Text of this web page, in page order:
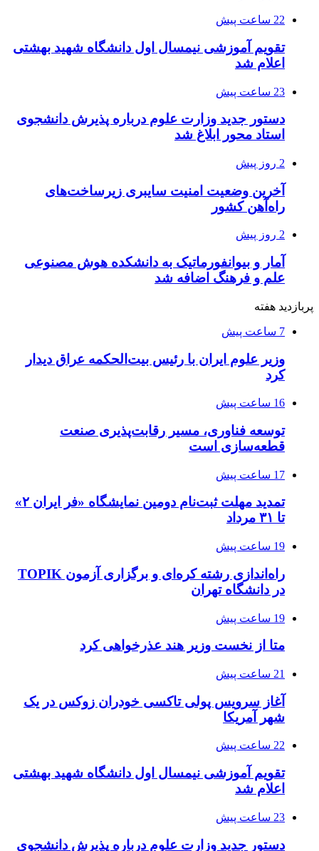
22 ساعت پیش
تقویم آموزشی نیمسال اول دانشگاه شهید بهشتی
اعلام شد
23 ساعت پیش
دستور جدید وزارت علوم درباره پذیرش دانشجوی
استاد محور ابلاغ شد
2 روز پیش
آخرین وضعیت امنیت سایبری زیرساخت‌های
راه‌آهن کشور
2 روز پیش
آمار و بیوانفورماتیک به دانشکده هوش مصنوعی
علم و فرهنگ اضافه شد
پربازدید هفته
7 ساعت پیش
وزیر علوم ایران با رئیس بیت‌الحکمه عراق دیدار
کرد
16 ساعت پیش
توسعه فناوری، مسیر رقابت‌پذیری صنعت
قطعه‌سازی است
17 ساعت پیش
تمدید مهلت ثبت‌نام دومین نمایشگاه «فر ایران ۲»
تا ۳۱ مرداد
19 ساعت پیش
راه‌اندازی رشته کره‌ای و برگزاری آزمون TOPIK
در دانشگاه تهران
19 ساعت پیش
متا از نخست وزیر هند عذرخواهی کرد
21 ساعت پیش
آغاز سرویس پولی تاکسی خودران زوکس در یک
شهر آمریکا
22 ساعت پیش
تقویم آموزشی نیمسال اول دانشگاه شهید بهشتی
اعلام شد
23 ساعت پیش
دستور جدید وزارت علوم درباره پذیرش دانشجوی